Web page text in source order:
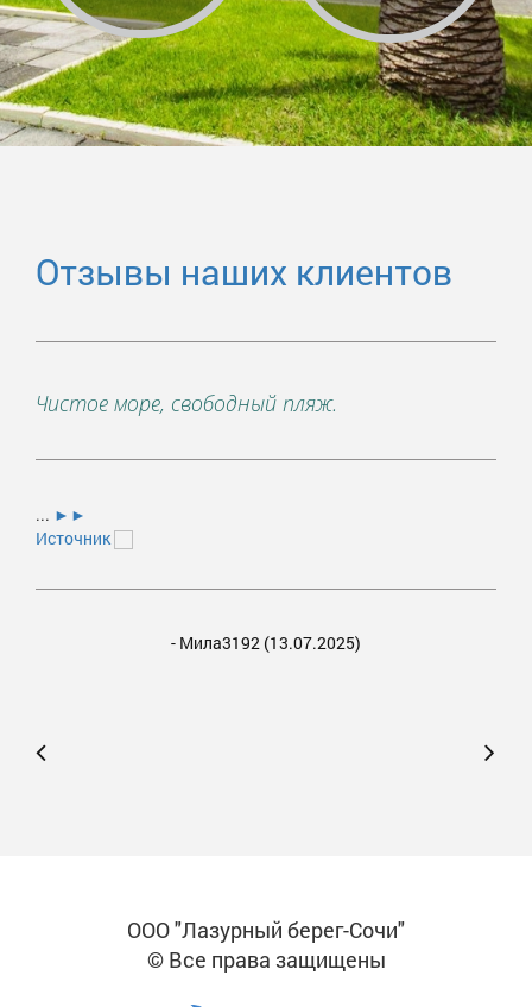
Отзывы наших клиентов
Чистое море, свободный пляж.
... ►►
Источник
- Мила3192 (13.07.2025)
ООО "Лазурный берег-Сочи"
© Все права защищены